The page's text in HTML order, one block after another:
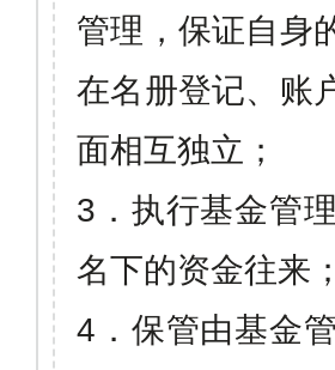
管理，保证自身
在名册登记、账
面相互独立；
3 ．执行基金管
名下的资金往来；
4 ．保管由基金